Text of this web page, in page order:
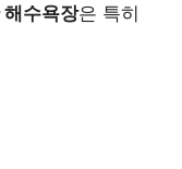
해수욕장은 특히